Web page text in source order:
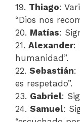
19. Thiago:
“Dios nos
20. Matías:
21. Alexander:
humanidad”.
22. Sebastián:
es respetado”.
23. Gabriel:
24. Samuel: